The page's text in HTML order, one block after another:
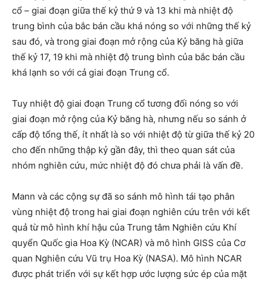
cổ – giai đoạn giữa thế kỷ thứ 9 và 13 khi mà nhiệt độ
trung bình của bắc bán cầu khá nóng so với những thế kỷ
sau đó, và trong giai đoạn mở rộng của Kỷ băng hà giữa
thế kỷ 17, 19 khi mà nhiệt độ trung bình của bắc bán cầu
khá lạnh so với cả giai đoạn Trung cổ.
Tuy nhiệt độ giai đoạn Trung cổ tương đối nóng so với
giai đoạn mở rộng của Kỷ băng hà, nhưng nếu so sánh ở
cấp độ tổng thế, ít nhất là so với nhiệt độ từ giữa thế kỷ 20
cho đến những thập kỷ gần đây, thì theo quan sát của
nhóm nghiên cứu, mức nhiệt độ đó chưa phải là vấn đề.
Mann và các cộng sự đã so sánh mô hình tái tạo phân
vùng nhiệt độ trong hai giai đoạn nghiên cứu trên với kết
quả từ mô hình khí hậu của Trung tâm Nghiên cứu Khí
quyển Quốc gia Hoa Kỳ (NCAR) và mô hình GISS của Cơ
quan Nghiên cứu Vũ trụ Hoa Kỳ (NASA). Mô hình NCAR
được phát triển với sự kết hợp ước lượng sức ép của mặt